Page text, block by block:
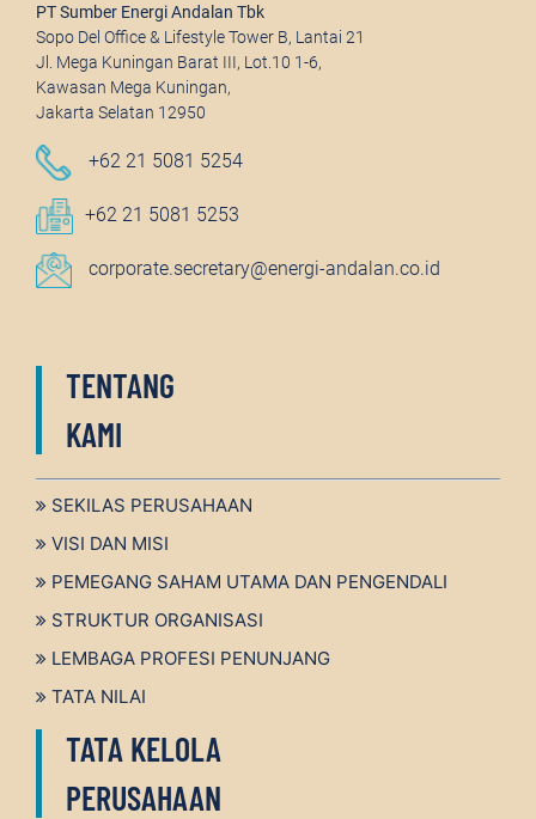
PT Sumber Energi Andalan Tbk
Sopo Del Office & Lifestyle Tower B, Lantai 21
Jl. Mega Kuningan Barat III, Lot.10 1-6,
Kawasan Mega Kuningan,
Jakarta Selatan 12950
+62 21 5081 5254
+62 21 5081 5253
corporate.secretary@energi-andalan.co.id
TENTANG
KAMI
SEKILAS PERUSAHAAN
VISI DAN MISI
PEMEGANG SAHAM UTAMA DAN PENGENDALI
STRUKTUR ORGANISASI
LEMBAGA PROFESI PENUNJANG
TATA NILAI
TATA KELOLA
PERUSAHAAN